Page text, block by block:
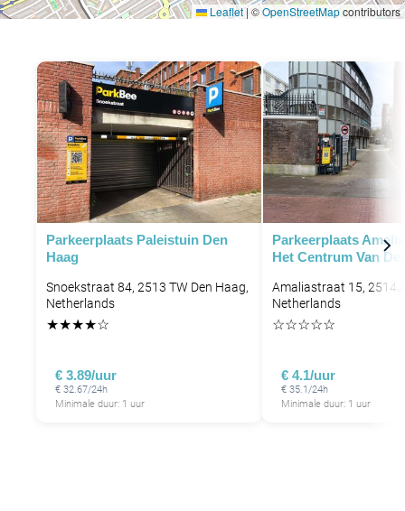
P
P
Leaflet |©OpenStreetMapcontributors
Parkeerplaats Paleistuin Den
Haag
Snoekstraat 84, 2513 TW Den Haag,
Netherlands
★★★★☆
€ 3.89/uur
€ 32.67/24h
Minimale duur: 1 uur
Parkeerplaats
Het Centrum Van
Amaliastraat 15,
Netherlands
☆☆☆☆☆
€ 4.1/uur
€ 35.1/24h
Minimale duur: 1 uur